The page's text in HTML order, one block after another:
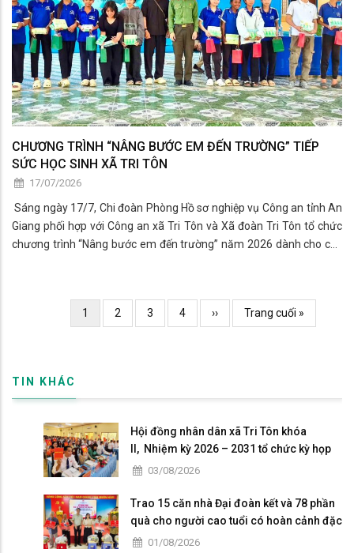
CHƯƠNG TRÌNH “NÂNG BƯỚC EM ĐẾN TRƯỜNG” TIẾP
SỨC HỌC SINH XÃ TRI TÔN
17/07/2026
​ Sáng ngày 17/7, Chi đoàn Phòng Hồ sơ nghiệp vụ Công an tỉnh An
Giang phối hợp với Công an xã Tri Tôn và Xã đoàn Tri Tôn tổ chức
chương trình “Nâng bước em đến trường” năm 2026 dành cho các
Current
page
1 Page
2 Page
3 Page
4
Trang
kế
››
Trang
cuối
Trang cuối »
TIN KHÁC
Hội đồng nhân dân xã Tri Tôn khóa
II, Nhiệm kỳ 2026 – 2031 tổ chức kỳ họp
thứ 4 giữa năm 2026
03/08/2026
Trao 15 căn nhà Đại đoàn kết và 78 phần
quà cho người cao tuổi có hoàn cảnh đặc
biệt khó khăn tại xã Tri Tôn.
01/08/2026